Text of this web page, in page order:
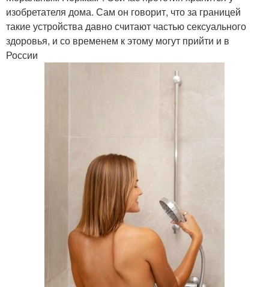
изобретателя дома. Сам он говорит, что за границей
такие устройства давно считают частью сексуального
здоровья, и со временем к этому могут прийти и в
России